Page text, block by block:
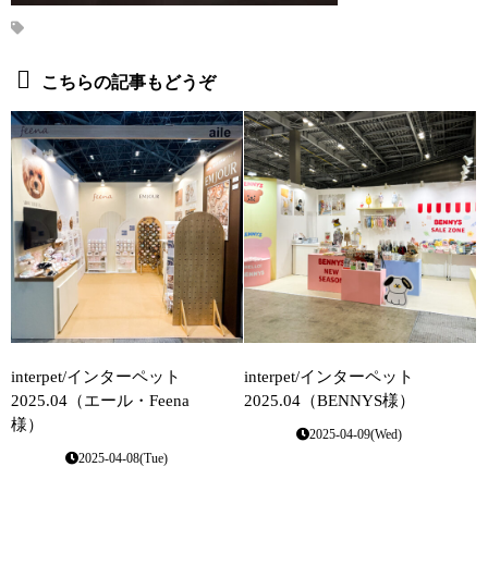
こちらの記事もどうぞ
interpet/インターペット
2025.04（エール・Feena
様）
2025-04-08(Tue)
interpet/インターペット
2025.04（BENNYS様）
2025-04-09(Wed)